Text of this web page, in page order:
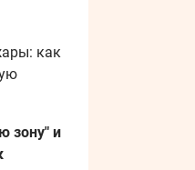
как
зону" и